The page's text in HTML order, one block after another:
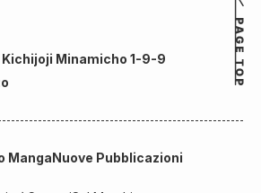
Minamicho 1-9-9
MangaNuove Pubblicazioni